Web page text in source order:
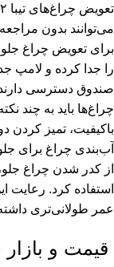
می‌توانند بدون
برای تعویض چراغ
را جدا کرده و لامپ
صندوق دسترسی
چراغ‌ها باید به چند
باکیفیت، تمیز
آب‌بندی چراغ برای
از کدر شدن چراغ
عمر طولانی‌تری
قیمت و بازار